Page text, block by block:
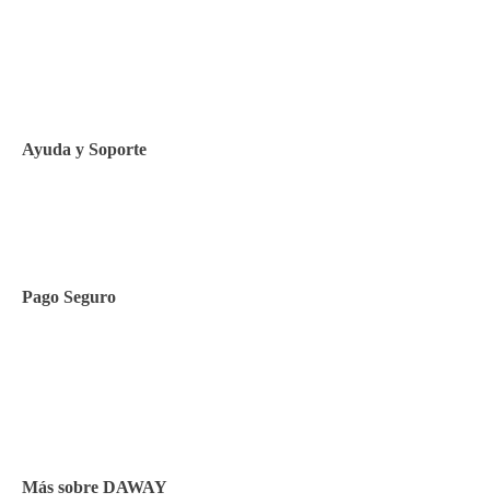
Ayuda y Soporte
Pago Seguro
Más sobre DAWAY